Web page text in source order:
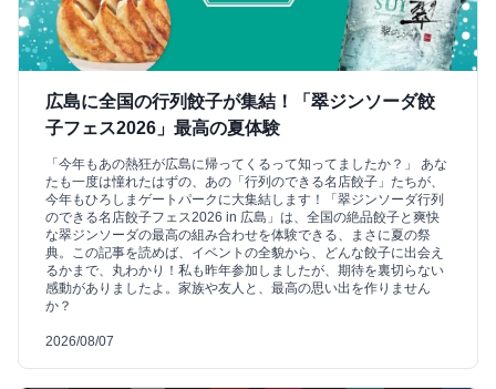
広島に全国の行列餃子が集結！「翠ジンソーダ餃
子フェス2026」最高の夏体験
「今年もあの熱狂が広島に帰ってくるって知ってましたか？」 あな
たも一度は憧れたはずの、あの「行列のできる名店餃子」たちが、
今年もひろしまゲートパークに大集結します！「翠ジンソーダ行列
のできる名店餃子フェス2026 in 広島」は、全国の絶品餃子と爽快
な翠ジンソーダの最高の組み合わせを体験できる、まさに夏の祭
典。この記事を読めば、イベントの全貌から、どんな餃子に出会え
るかまで、丸わかり！私も昨年参加しましたが、期待を裏切らない
感動がありましたよ。家族や友人と、最高の思い出を作りません
か？
2026/08/07